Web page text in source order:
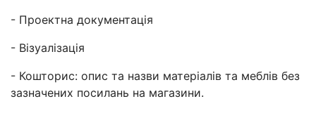
- Проектна документація
- Візуалізація
- Кошторис: опис та назви матеріалів та меблів без
зазначених посилань на магазини.